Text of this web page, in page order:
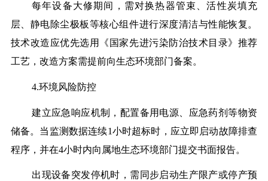
每年设备大修期间，需对换热器管束、活性炭填充
层、静电除尘极板等核心组件进行深度清洁与性能恢复。
技术改造应优先选用《国家先进污染防治技术目录》推荐
工艺，改造方案需提前向生态环境部门备案。
4.环境风险防控
建立应急响应机制，配置备用电源、应急药剂等物资
储备。当监测数据连续1小时超标时，应立即启动故障排查
程序，并在4小时内向属地生态环境部门提交书面报告。
出现设备突发停机时，需同步启动生产限产或停产预